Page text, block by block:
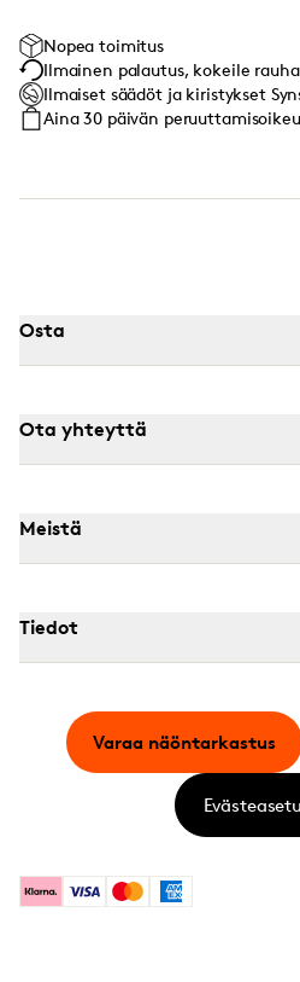
Nopea toimitus
Ilmainen palautus, kokeile
Ilmaiset säädöt ja kiristykset
Aina 30 päivän
Osta
Ota yhteyttä
Meistä
Tiedot
KlarnaVisa MastercardAmerican Express
Varaa näöntarkastus